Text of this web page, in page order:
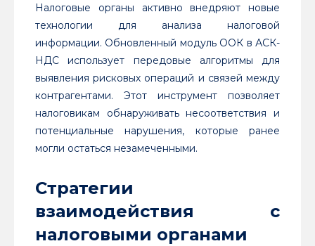
Налоговые органы активно внедряют новые
технологии для анализа налоговой
информации. Обновленный модуль ООК в АСК-
НДС использует передовые алгоритмы для
выявления рисковых операций и связей между
контрагентами. Этот инструмент позволяет
налоговикам обнаруживать несоответствия и
потенциальные нарушения, которые ранее
могли остаться незамеченными.
Стратегии
взаимодействия с
налоговыми органами